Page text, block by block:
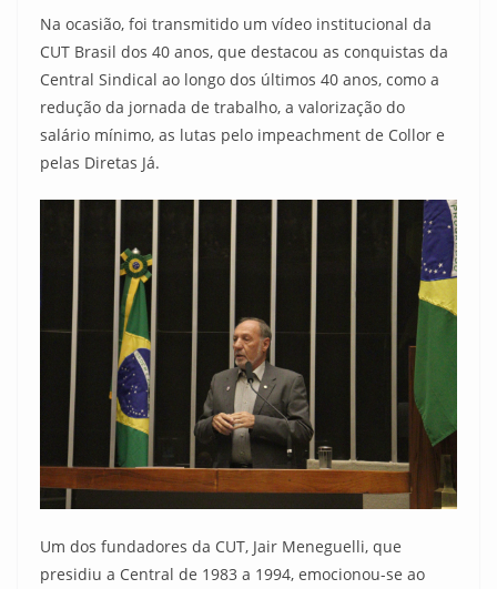
Na ocasião, foi transmitido um vídeo institucional da
CUT Brasil dos 40 anos, que destacou as conquistas da
Central Sindical ao longo dos últimos 40 anos, como a
redução da jornada de trabalho, a valorização do
salário mínimo, as lutas pelo impeachment de Collor e
pelas Diretas Já.
Um dos fundadores da CUT, Jair Meneguelli, que
presidiu a Central de 1983 a 1994, emocionou-se ao